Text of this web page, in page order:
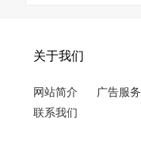
关于我们
网站简介
广告服务
联系我们